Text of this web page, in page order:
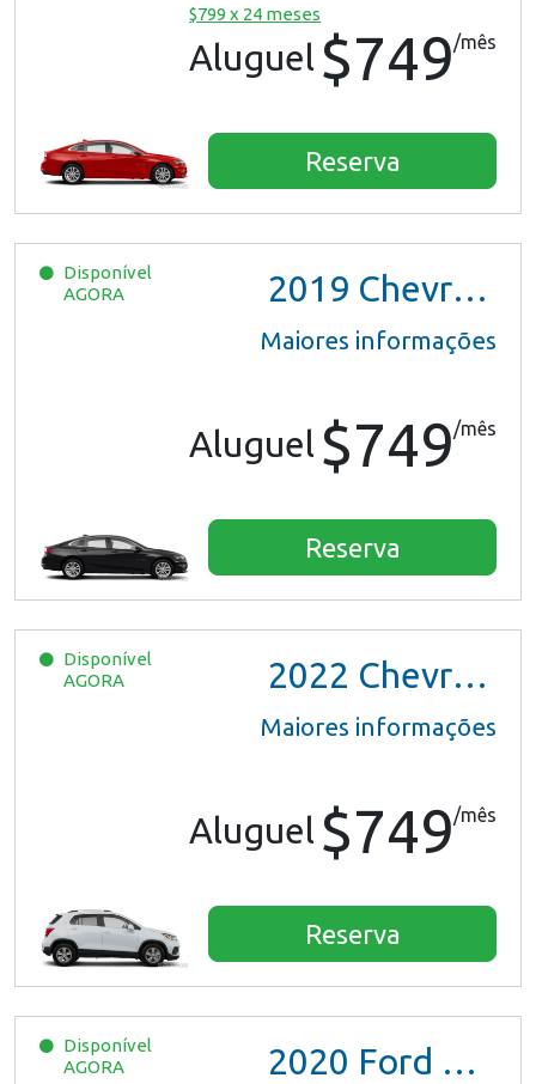
$799 x 24 meses
Aluguel $749/mês
Reserva
Disponível
AGORA
2019 Chevrolet Malibu
Maiores informações
Aluguel $749/mês
Reserva
Disponível
AGORA
2022 Chevrolet Trax LS
Maiores informações
Aluguel $749/mês
Reserva
Disponível
AGORA
2020 Ford EcoSport